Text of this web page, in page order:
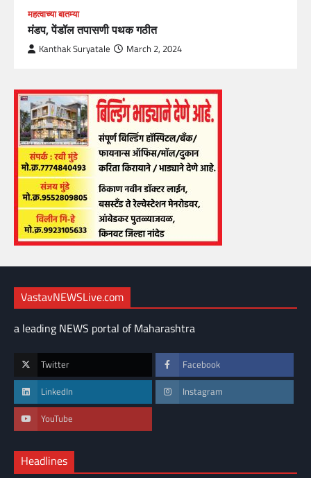
महत्वाच्या बातम्या
मंडप, पेंडॉल तपासणी पथक गठीत
Kanthak Suryatale March 2, 2024
VastavNEWSLive.com
a leading NEWS portal of Maharashtra
Twitter Facebook
LinkedIn Instagram
YouTube
Headlines